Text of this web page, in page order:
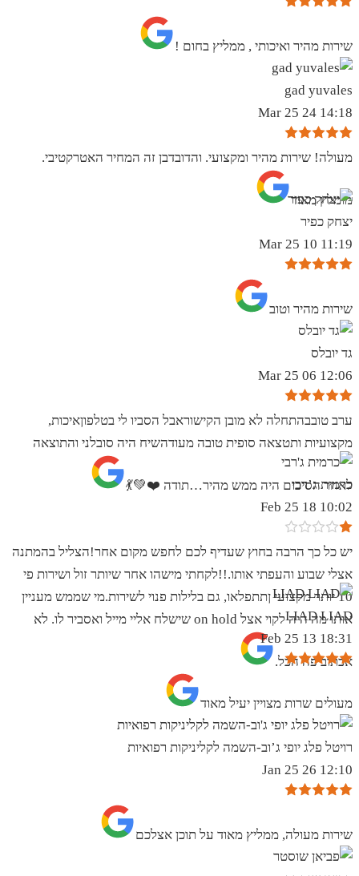
שירות מהיר ואיכותי , ממליץ בחום !
gad yuvales
14:18 24 Mar 25
מעולה! שירות מהיר ומקצועי. והדובדבן זה המחיר האטרקטיבי.
מומלץ מאוד
יצחק כפיר
11:19 10 Mar 25
שירות מהיר וטוב
גד יובלס
12:06 06 Mar 25
ערב טובבהתחלה לא מובן הקישוראבל הסביו לי בטלפוןאיכות,
מקצועיות ותטצאה סופית טובה מעודהשיח היה סובלני והתוצאה
לאחר הסיכום היה ממש מהיר…תודה ❤️💚💃
כרמית ג’רבי
10:02 18 Feb 25
יש כל כך הרבה בחוץ שעדיף לכם לחפש מקום אחר!הצליל בהמתנה
אצלי שבוע והעפתי אותו.!!לקחתי מישהו אחר שיותר זול ושירות פי
10 יותר מקצועי ןתתפלאו, גם בלילות פנוי לשירות.מי שממש מעניין
אותו מה היה לקוי אצל on hold שישלח אליי מייל ואסביר לו. לא
אכתוב פה הכל.
LIAD LIAD
18:31 13 Feb 25
מעולים שרות מצויין יעיל מאוד
רויטל פלג יופי ג’וב-השמה לקליניקות רפואיות
12:10 26 Jan 25
שירות מעולה, ממליץ מאוד על תוכן אצלכם